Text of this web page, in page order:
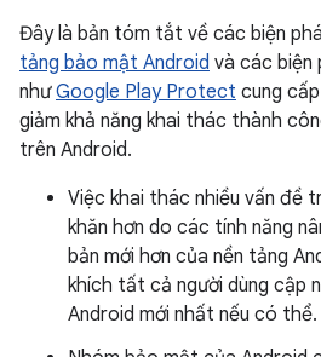
Đây là bản tóm tắt về các biện
tảng bảo mật Android và các biện
nhưGoogle Play Protect cung
giảm khả năng khai thác thành
trên Android.
Việc khai thác nhiều vấn đề
khăn hơn do các tính năng
bản mới hơn của nền tảng
khích tất cả người dùng cập
Android mới nhất nếu có thể.